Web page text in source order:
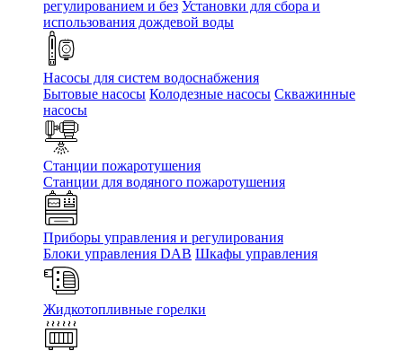
регулированием и без Установки для сбора и
использования дождевой воды
Насосы для систем водоснабжения
Бытовые насосы Колодезные насосы Скважинные
насосы
Станции пожаротушения
Станции для водяного пожаротушения
Приборы управления и регулирования
Блоки управления DAB Шкафы управления
Жидкотопливные горелки